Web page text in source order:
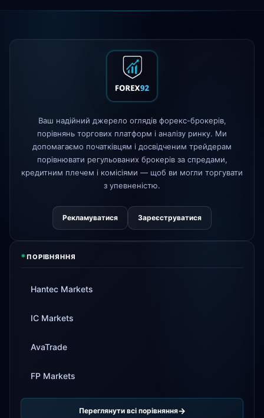
XMзмінено політику кредитного
нульовою комісією
втрачено ліцензію
24 години
Ваш надійний джерело оглядів форекс-брокерів,
порівнянь торгових платформ і аналізу ринку. Ми
допомагаємо початківцям і досвідченим трейдерам
порівнювати регульованих брокерів за спредами,
кредитним плечем і комісіями — щоб ви могли торгувати
з упевненістю.
Рекламуватися Зареєструватися
*ПОРІВНЯННЯ
Hantec Markets
IC Markets
AvaTrade
FP Markets
Переглянути всі порівняння